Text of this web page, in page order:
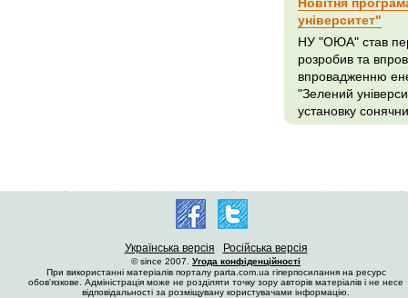
університет"
НУ "ОЮА" став
розробив та
впровадженню
"Зелений
установку
Українська версія Російська версія
© since 2007. Угода конфіденційності
При використанні матеріалів порталу parta.com.ua гіперпосилання на ресурс
обов'язкове. Адміністрація може не розділяти точку зору авторів матеріалів і не несе
відповідальності за розміщувану користувачами інформацію.